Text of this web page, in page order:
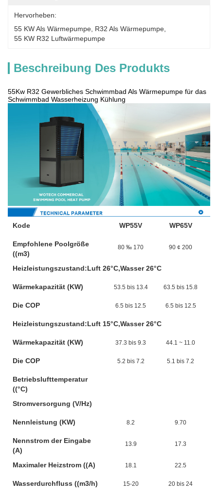
Hervorheben:
55 KW Als Wärmepumpe R32 Als Wärmepumpe
55 KW R32 Luftwärmepumpe
Beschreibung Des Produkts
55Kw R32 Gewerbliches Schwimmbad Als Wärmepumpe für das
Schwimmbad Wasserheizung Kühlung
Kode WP55V WP65V
Empfohlene Poolgröße
((m3)
80 ‰ 170 90 ¢ 200
Heizleistungszustand:Luft 26°C,Wasser 26°C
Wärmekapazität (KW) 53.5 bis 13.4 63.5 bis 15.8
Die COP 6.5 bis 12.5 6.5 bis 12.5
Heizleistungszustand:Luft 15°C,Wasser 26°C
Wärmekapazität (KW) 37.3 bis 9.3 44.1 ~ 11.0
Die COP 5.2 bis 7.2 5.1 bis 7.2
Betriebslufttemperatur
((°C)
Stromversorgung (V/Hz)
Nennleistung (KW) 8.2 9.70
Nennstrom der Eingabe
(A)
13.9 17.3
Maximaler Heizstrom ((A) 18.1 22.5
Wasserdurchfluss ((m3/h) 15-20 20 bis 24